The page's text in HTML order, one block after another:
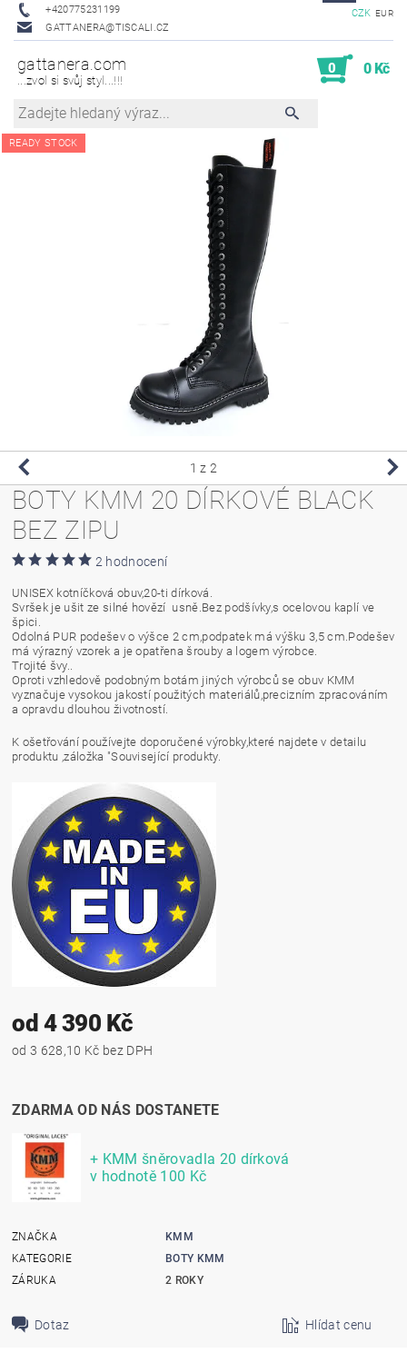
+420775231199
GATTANERA@TISCALI.CZ
CZK EUR
gattanera.com
...zvol si svůj styl...!!!
0 0 Kč
READY STOCK
1 z 2
BOTY KMM 20 DÍRKOVÉ BLACK
BEZ ZIPU
2 hodnocení
UNISEX kotníčková obuv,20-ti dírková.
Svršek je ušit ze silné hovězí usně.Bez podšívky,s ocelovou kaplí ve
špici.
Odolná PUR podešev o výšce 2 cm,podpatek má výšku 3,5 cm.Podešev
má výrazný vzorek a je opatřena šrouby a logem výrobce.
Trojité švy..
Oproti vzhledově podobným botám jiných výrobců se obuv KMM
vyznačuje vysokou jakostí použitých materiálů,precizním zpracováním
a opravdu dlouhou životností.
K ošetřování používejte doporučené výrobky,které najdete v detailu
produktu ,záložka "Související produkty.
od 4 390 Kč
od 3 628,10 Kč bez DPH
ZDARMA OD NÁS DOSTANETE
+ KMM šněrovadla 20 dírková
v hodnotě 100 Kč
ZNAČKA
KMM
KATEGORIE
BOTY KMM
ZÁRUKA
2 ROKY
Dotaz Hlídat cenu